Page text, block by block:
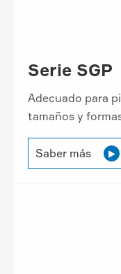
Serie SGP
Adecuado para
tamaños y
Saber más 